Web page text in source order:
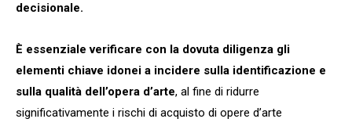
decisionale.
È essenziale verificare con la dovuta diligenza gli
elementi chiave idonei a incidere sulla identificazione e
sulla qualità dell’opera d’arte, al fine di ridurre
significativamente i rischi di acquisto di opere d’arte